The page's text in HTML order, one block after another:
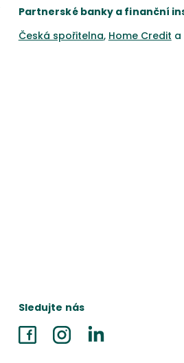
Partnerské banky a finanční
Česká spořitelna, Home Credit a
Sledujte nás
FacebookInstagramLinkedIn